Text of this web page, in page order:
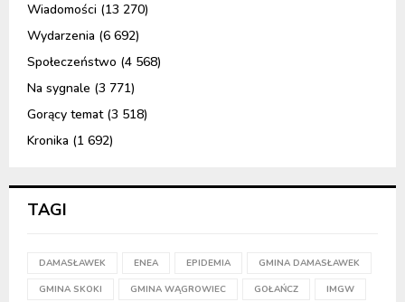
Wiadomości (13 270)
Wydarzenia (6 692)
Społeczeństwo (4 568)
Na sygnale (3 771)
Gorący temat(3 518)
Kronika (1 692)
TAGI
DAMASŁAWEK ENEA EPIDEMIA GMINA DAMASŁAWEK
GMINA SKOKI GMINA WĄGROWIEC GOŁAŃCZ IMGW